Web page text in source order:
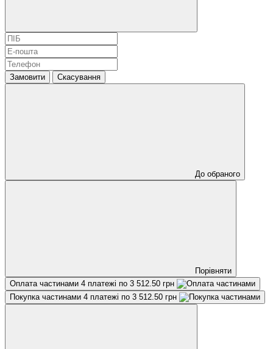
Замовити Скасування
До обраного
Порівняти
Оплата частинами 4 платежі по 3 512.50 грн
Покупка частинами 4 платежі по 3 512.50 грн